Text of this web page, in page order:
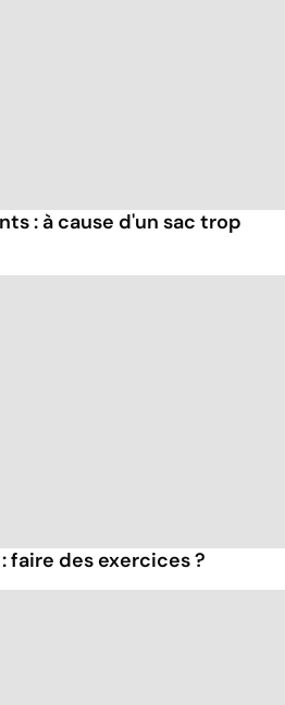
: à cause d'un sac trop
faire des exercices ?